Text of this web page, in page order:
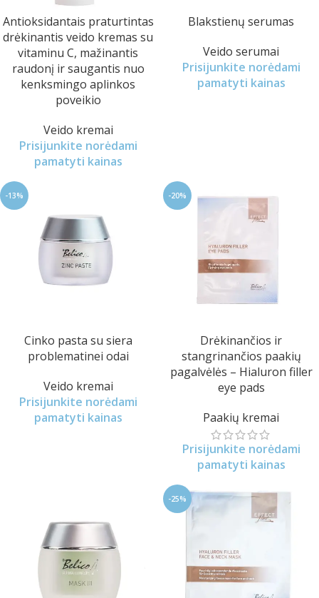
Antioksidantais praturtintas
drėkinantis veido kremas su
vitaminu C, mažinantis
raudonį ir saugantis nuo
kenksmingo aplinkos
poveikio
Veido kremai
Prisijunkite norėdami
pamatyti kainas
Blakstienų serumas
Veido serumai
Prisijunkite norėdami
pamatyti kainas
-13%
Cinko pasta su siera
problematinei odai
Veido kremai
Prisijunkite norėdami
pamatyti kainas
-20%
Drėkinančios ir
stangrinančios paakių
pagalvėlės – Hialuron filler
eye pads
Paakių kremai
Prisijunkite norėdami
pamatyti kainas
-25%